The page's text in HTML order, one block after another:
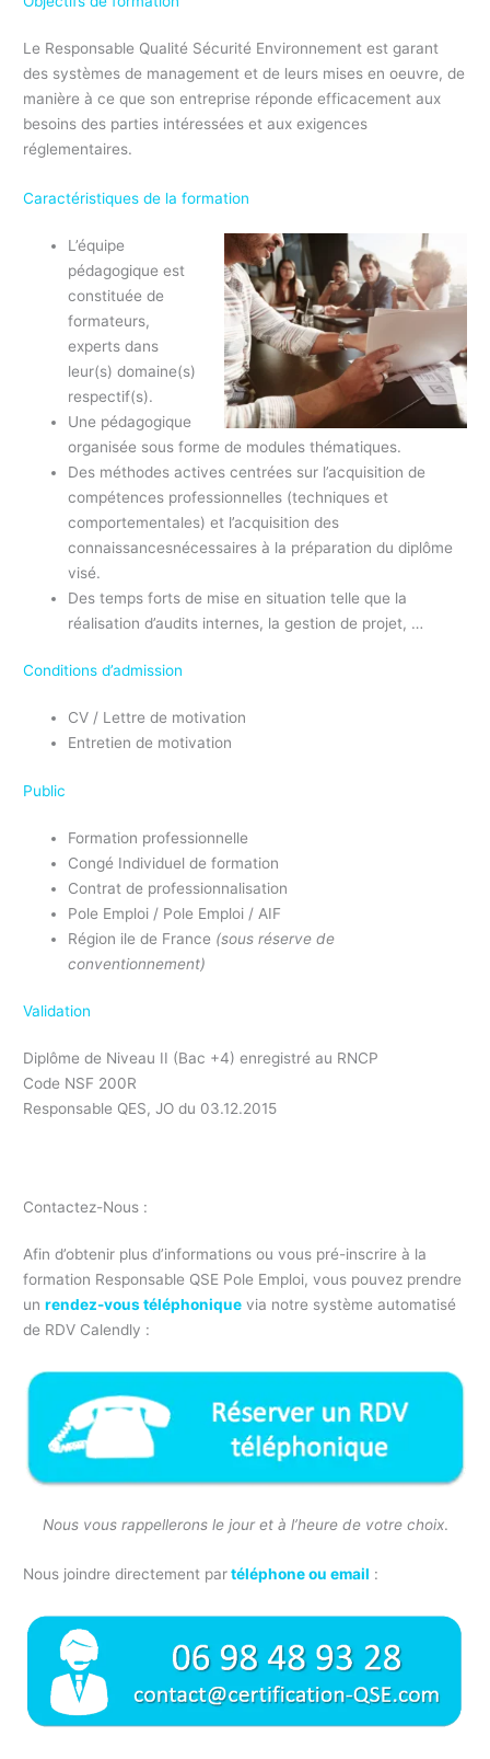
Le Responsable Qualité Sécurité Environnement est garant
des systèmes de management et de leurs mises en oeuvre, de
manière à ce que son entreprise réponde efficacement aux
besoins des parties intéressées et aux exigences
réglementaires.
Caractéristiques de la formation
L’équipe
pédagogique est
constituée de
formateurs,
experts dans
leur(s) domaine(s)
respectif(s).
Une pédagogique
organisée sous forme de modules thématiques.
Des méthodes actives centrées sur l’acquisition de
compétences professionnelles (techniques et
comportementales) et l’acquisition des
connaissancesnécessaires à la préparation du diplôme
visé.
Des temps forts de mise en situation telle que la
réalisation d’audits internes, la gestion de projet, …
Conditions d’admission
CV / Lettre de motivation
Entretien de motivation
Public
Formation professionnelle
Congé Individuel de formation
Contrat de professionnalisation
Pole Emploi / Pole Emploi / AIF
Région ile de France (sous réserve de
conventionnement)
Validation
Diplôme de Niveau II (Bac +4) enregistré au RNCP
Code NSF 200R
Responsable QES, JO du 03.12.2015
Contactez-Nous :
Afin d’obtenir plus d’informations ou vous pré-inscrire à la
formation Responsable QSE Pole Emploi, vous pouvez prendre
unrendez-vous téléphonique via notre système automatisé
de RDV Calendly :
Nous vous rappellerons le jour et à l’heure de votre choix.
Nous joindre directement partéléphone ou email :